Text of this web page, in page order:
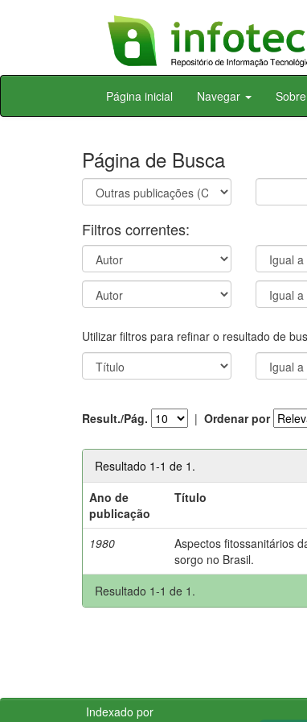
Skip
Página inicial Navegar Sobre
Página de Busca
Filtros correntes:
Utilizar filtros para refinar o resultado de
Result./Pág. | Ordenar por
Resultado 1-1 de 1.
Ano de
publicação
Título
1980
Aspectos fitossanitários
sorgo no Brasil.
Resultado 1-1 de 1.
Indexado por